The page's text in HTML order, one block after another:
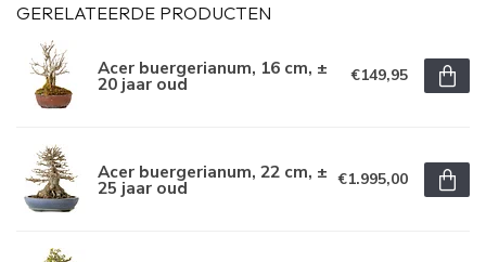
GERELATEERDE PRODUCTEN
Acer buergerianum, 16 cm, ±
20 jaar oud €149,95
Acer buergerianum, 22 cm, ±
25 jaar oud €1.995,00